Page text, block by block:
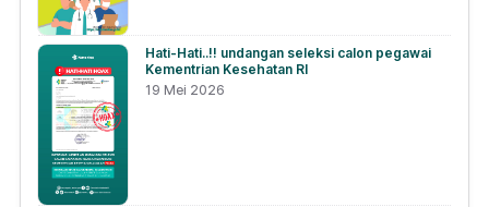
Hati-Hati..!! undangan seleksi calon pegawai
Kementrian Kesehatan RI
19 Mei 2026